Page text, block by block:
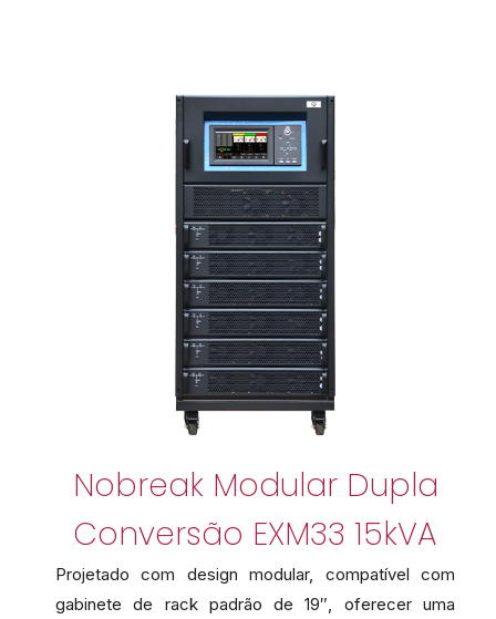
Nobreak Modular Dupla
Conversão EXM33 15kVA
Projetado com design modular, compatível com
gabinete de rack padrão de 19″, oferecer uma